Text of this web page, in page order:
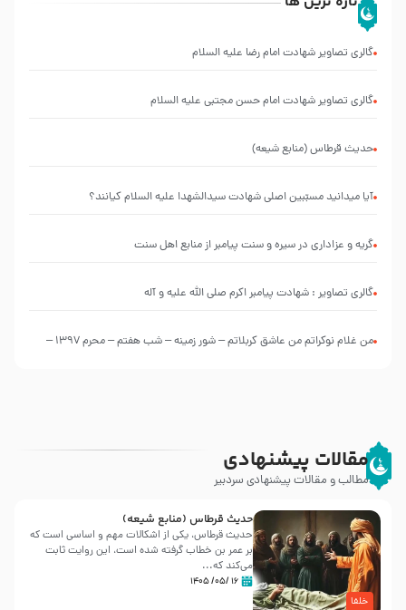
گالری تصاویر شهادت امام رضا علیه السلام
گالری تصاویر شهادت امام حسن مجتبی علیه السلام
حدیث قرطاس (منابع شیعه)
آیا میدانید مسبّبین اصلی شهادت سیدالشهدا علیه ‌السلام کیانند؟
گریه و عزاداری در سیره و سنت پیامبر از منابع اهل سنت
گالری تصاویر : شهادت پیامبر اکرم صلی الله علیه و آله
من غلام نوکراتم من عاشق کربلاتم – شور زمینه – شب هفتم – محرم 1397 –
مقالات پیشنهادی
مطالب و مقالات پیشنهادی سردبیر
خلفا
حدیث قرطاس (منابع شیعه)
حدیث قرطاس، یکی از اشکالات مهم و اساسی است که
بر عمر بن خطاب گرفته شده است، این روایت ثابت
می‌کند که...
۱۶ /۰۵/ ۱۴۰۵